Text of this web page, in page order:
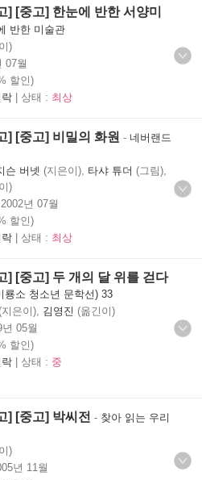
] [중고] 한눈에 반한 서양미
반한 미술관
)
07월
할인)
락 | 상태 : 최상
] [중고] 비밀의 화원 - 네버랜드
슨 버넷 (지은이), 타샤 튜더 (그림),
)
2002년 07월
할인)
락 | 상태 : 최상
] [중고] 두 개의 달 위를 걷다
룡소 청소년 문학선) 33
(지은이), 김영진 (옮긴이)
년 05월
할인)
락 | 상태 : 중
] [중고] 박씨전 - 찾아 읽는 우리
)
년 11월